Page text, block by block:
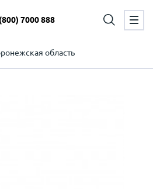
область
7000 888